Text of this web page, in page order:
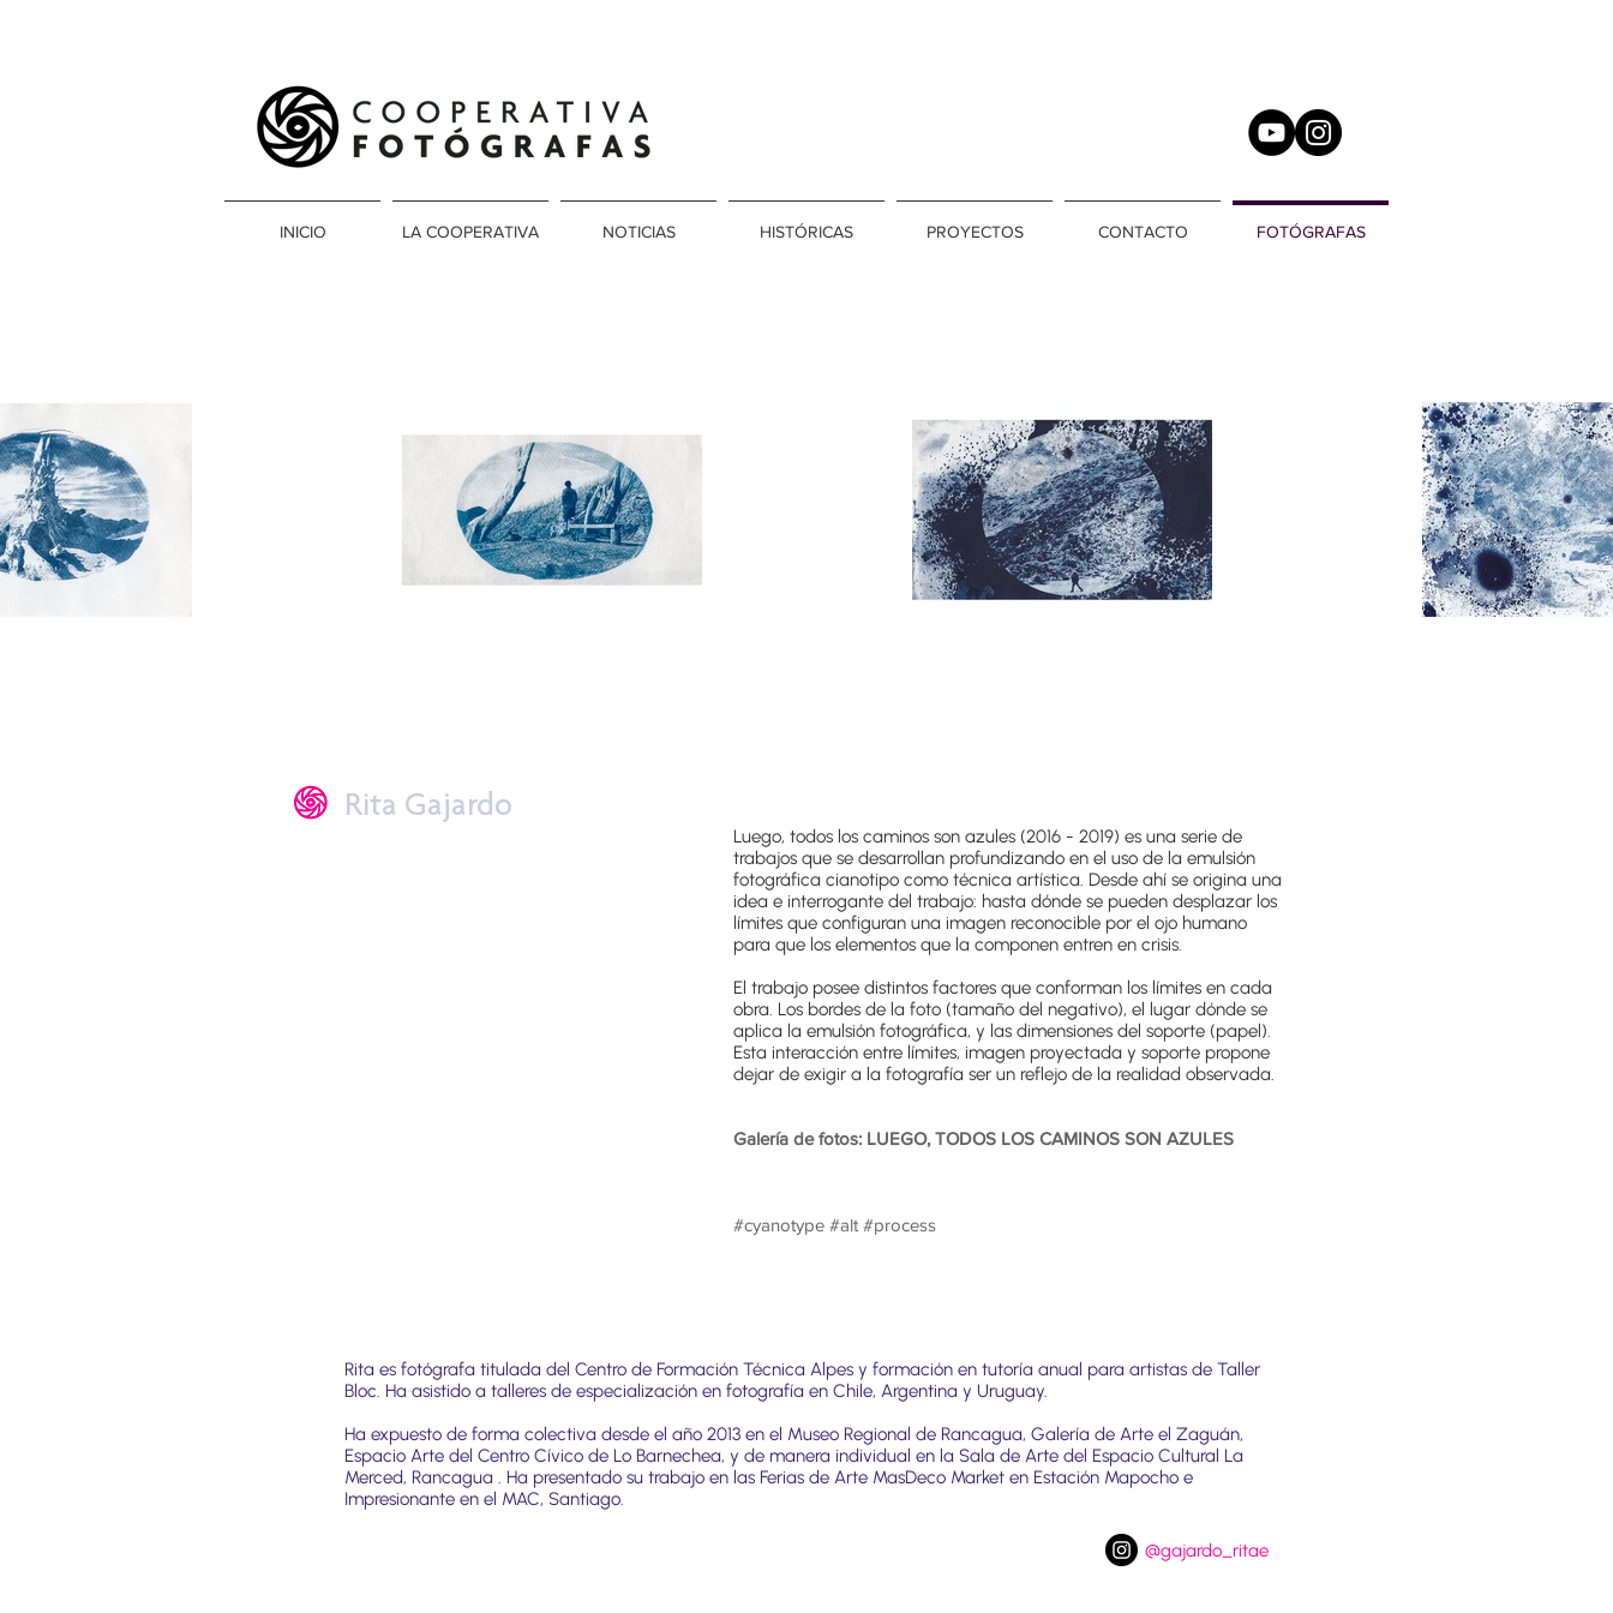
INICIO LA COOPERATIVA NOTICIAS HISTÓRICAS PROYECTOS CONTACTO FOTÓGRAFAS
Rita Gajardo
Luego, todos los caminos son azules (2016 - 2019) es una serie de
trabajos que se desarrollan profundizando en el uso de la emulsión
fotográfica cianotipo como técnica artística. Desde ahí se origina una
idea e interrogante del trabajo: hasta dónde se pueden desplazar los
límites que configuran una imagen reconocible por el ojo humano
para que los elementos que la componen entren en crisis.
El trabajo posee distintos factores que conforman los límites en cada
obra. Los bordes de la foto (tamaño del negativo), el lugar dónde se
aplica la emulsión fotográfica, y las dimensiones del soporte (papel).
Esta interacción entre límites, imagen proyectada y soporte propone
dejar de exigir a la fotografía ser un reflejo de la realidad observada.
Galería de fotos: LUEGO, TODOS LOS CAMINOS SON AZULES
#cyanotype #alt #process
Rita es fotógrafa titulada del Centro de Formación Técnica Alpes y formación en tutoría anual para artistas de Taller
Bloc. Ha asistido a talleres de especialización en fotografía en Chile, Argentina y Uruguay.
Ha expuesto de forma colectiva desde el año 2013 en el Museo Regional de Rancagua, Galería de Arte el Zaguán,
Espacio Arte del Centro Cívico de Lo Barnechea, y de manera individual en la Sala de Arte del Espacio Cultural La
Merced, Rancagua . Ha presentado su trabajo en las Ferias de Arte MasDeco Market en Estación Mapocho e
Impresionante en el MAC, Santiago.
@gajardo_ritae